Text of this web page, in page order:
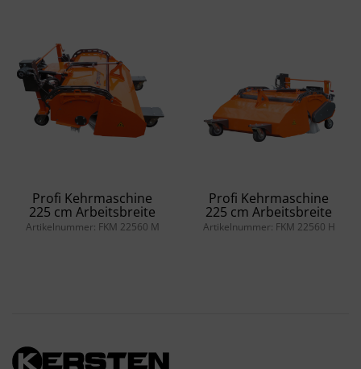
Profi Kehrmaschine
225 cm Arbeitsbreite
Artikelnummer: FKM 22560 M
Profi Kehrmaschine
225 cm Arbeitsbreite
Artikelnummer: FKM 22560 H